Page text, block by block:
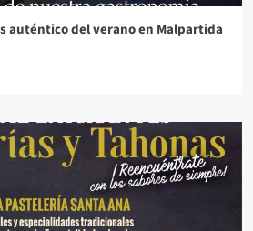
auténtico del verano en Malpartida